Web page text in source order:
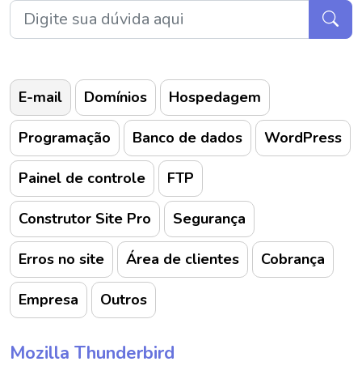
E-mail Domínios Hospedagem
Programação Banco de dados WordPress
Painel de controle FTP
Construtor Site Pro Segurança
Erros no site Área de clientes Cobrança
Empresa Outros
Mozilla Thunderbird